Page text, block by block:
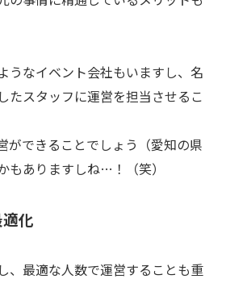
うなイベント会社もいますし、名
たスタッフに運営を担当させるこ
ができることでしょう（愛知の県
もありますしね…！（笑）
化
、最適な人数で運営することも重